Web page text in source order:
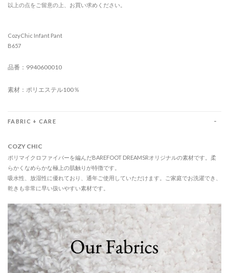
以上の点をご留意の上、お買い求めください。
CozyChic Infant Pant
B657
品番：9940600010
素材：ポリエステル100％
FABRIC + CARE
COZY CHIC
ポリマイクロファイバーを編んだBAREFOOT DREAMSRオリジナルの素材です。柔
らかくなめらかな極上の肌触りが特徴です。
吸水性、放湿性に優れており、通年ご使用していただけます。ご家庭でお洗濯でき、
乾きも非常に早い扱いやすい素材です。